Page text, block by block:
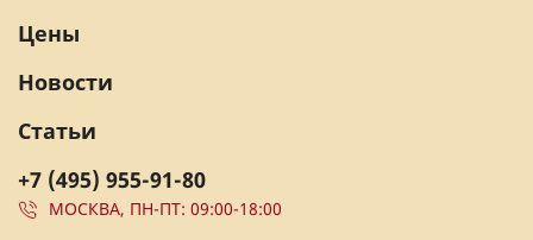
+7 (495) 955-91-80
МОСКВА, ПН-ПТ: 09:00-18:00
Цены
Новости
Статьи